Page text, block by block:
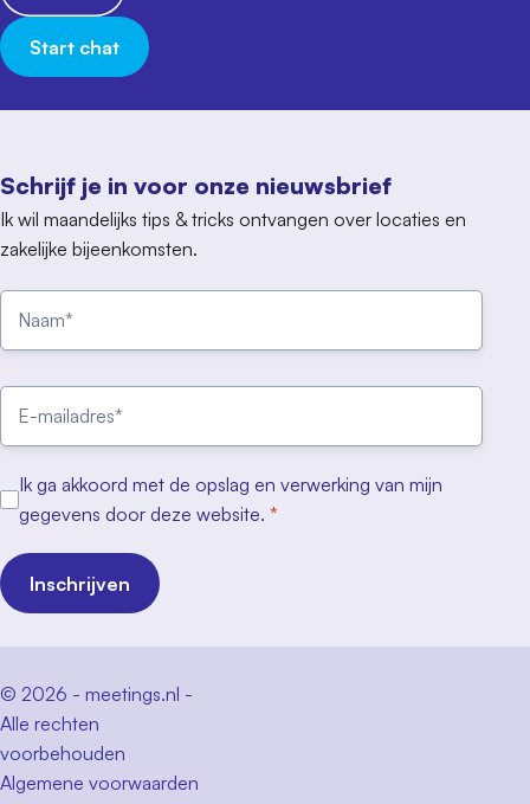
Schrijf je in voor onze nieuwsbrief
Ik wil maandelijks tips & tricks ontvangen over locaties en
zakelijke bijeenkomsten.
Ik ga akkoord met de opslag en verwerking van mijn
gegevens door deze website. *
Inschrijven
Start chat
© 2026 - meetings.nl -
Alle rechten
voorbehouden
Algemene voorwaarden